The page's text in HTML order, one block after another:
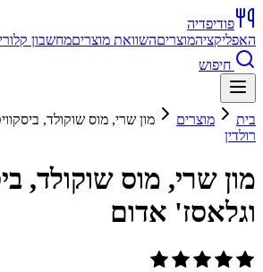
פודיפדיה
האפליקציהמוצריםהשוואת מוצריםמחשבון
חיפוש
בית מוצרים
מון שרי, מוס שוקולד,
רולדין
מון שרי, מוס שוקולד,
וגלאסז' אדום